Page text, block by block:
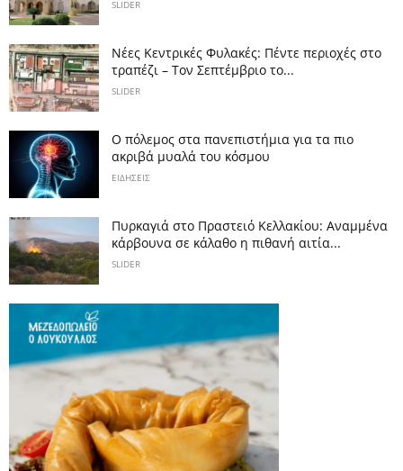
SLIDER
Νέες Κεντρικές Φυλακές: Πέντε περιοχές στο
τραπέζι – Τον Σεπτέμβριο το...
SLIDER
Ο πόλεμος στα πανεπιστήμια για τα πιο
ακριβά μυαλά του κόσμου
ΕΙΔΗΣΕΙΣ
Πυρκαγιά στο Πραστειό Κελλακίου: Αναμμένα
κάρβουνα σε κάλαθο η πιθανή αιτία...
SLIDER